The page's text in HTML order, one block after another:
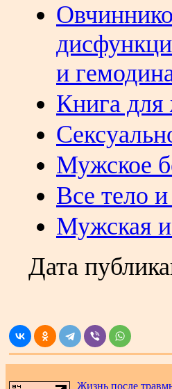
и
Книга
Мужское
Все тело
Мужская
Дата
Жизнь после